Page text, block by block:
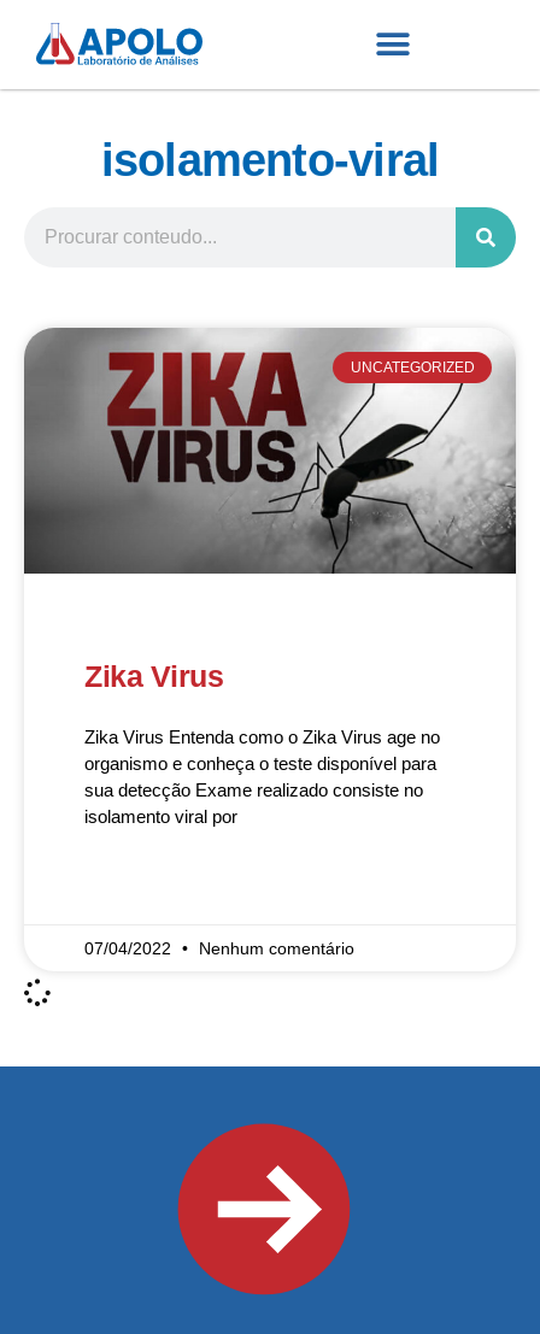
isolamento-viral
UNCATEGORIZED
Zika Virus
Zika Virus Entenda como o Zika Virus age no
organismo e conheça o teste disponível para
sua detecção Exame realizado consiste no
isolamento viral por
07/04/2022 Nenhum comentário